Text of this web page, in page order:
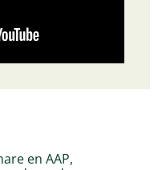
en AAP,